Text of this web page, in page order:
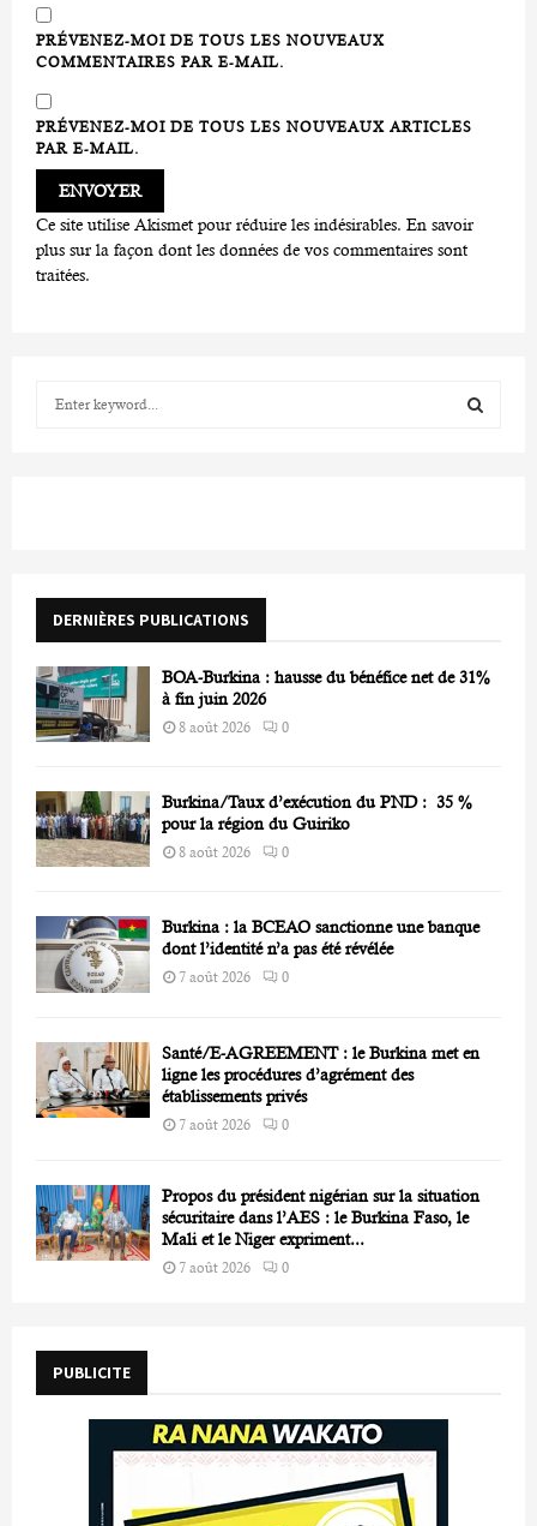
PRÉVENEZ-MOI DE TOUS LES NOUVEAUX
COMMENTAIRES PAR E-MAIL.
PRÉVENEZ-MOI DE TOUS LES NOUVEAUX ARTICLES
PAR E-MAIL.
Ce site utilise Akismet pour réduire les indésirables. En savoir
plus sur la façon dont les données de vos commentaires sont
traitées.
r
DERNIÈRES PUBLICATIONS
BOA-Burkina : hausse du bénéfice net de 31%
à fin juin 2026
8 août 2026 0
Burkina/Taux d’exécution du PND : 35 %
pour la région du Guiriko
8 août 2026 0
Burkina : la BCEAO sanctionne une banque
dont l’identité n’a pas été révélée
7 août 2026 0
Santé/E-AGREEMENT : le Burkina met en
ligne les procédures d’agrément des
établissements privés
7 août 2026 0
Propos du président nigérian sur la situation
sécuritaire dans l’AES : le Burkina Faso, le
Mali et le Niger expriment...
7 août 2026 0
PUBLICITE